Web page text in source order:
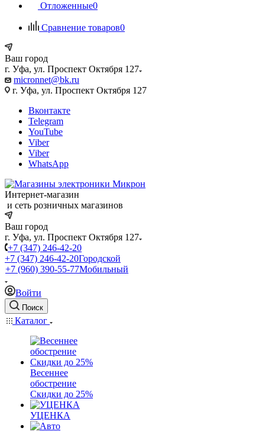
Отложенные0
Сравнение товаров0
Ваш город
г. Уфа, ул. Проспект Октября 127
micronnet@bk.ru
г. Уфа, ул. Проспект Октября 127
Вконтакте
Telegram
YouTube
Viber
Viber
WhatsApp
Интернет-магазин
и сеть розничных магазинов
Ваш город
г. Уфа, ул. Проспект Октября 127
+7 (347) 246-42-20
+7 (347) 246-42-20Городской
+7 (960) 390-55-77Мобильный
Войти
Поиск
Каталог
Весеннее
обострение
Скидки до 25%
УЦЕНКА